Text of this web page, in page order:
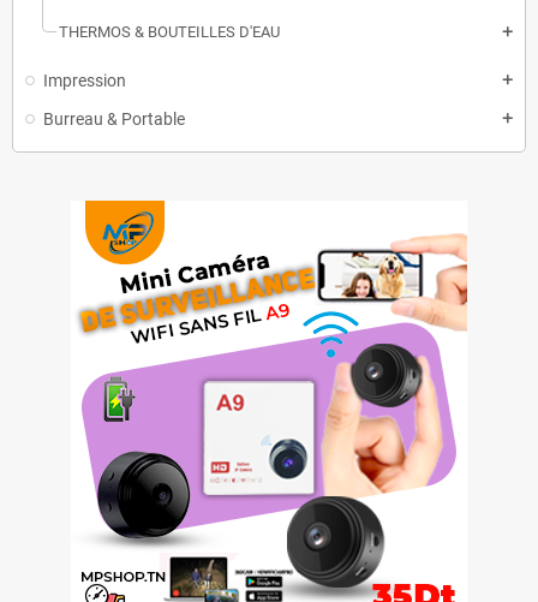
THERMOS & BOUTEILLES D'EAU add
Impression add
Burreau & Portable add